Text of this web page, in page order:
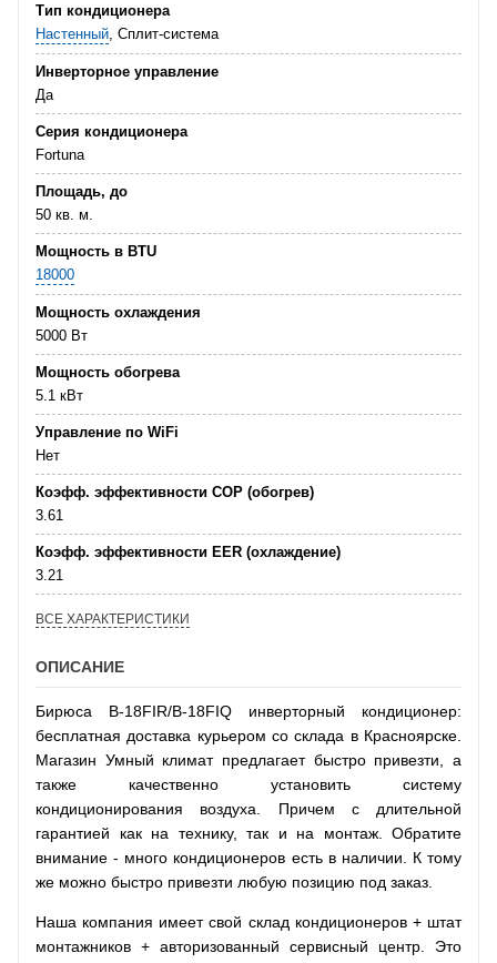
Тип кондиционера
Настенный , Сплит-система
Инверторное управление
Да
Серия кондиционера
Fortuna
Площадь, до
50 кв. м.
Мощность в BTU
18000
Мощность охлаждения
5000 Вт
Мощность обогрева
5.1 кВт
Управление по WiFi
Нет
Коэфф. эффективности COP (обогрев)
3.61
Коэфф. эффективности EER (охлаждение)
3.21
ВСЕ ХАРАКТЕРИСТИКИ
ОПИСАНИЕ
Бирюса B-18FIR/B-18FIQ инверторный кондиционер:
бесплатная доставка курьером со склада в Красноярске.
Магазин Умный климат предлагает быстро привезти, а
также качественно установить систему
кондиционирования воздуха. Причем с длительной
гарантией как на технику, так и на монтаж. Обратите
внимание - много кондиционеров есть в наличии. К тому
же можно быстро привезти любую позицию под заказ.
Наша компания имеет свой склад кондиционеров + штат
монтажников + авторизованный сервисный центр. Это